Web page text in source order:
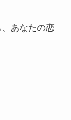
あなたの恋